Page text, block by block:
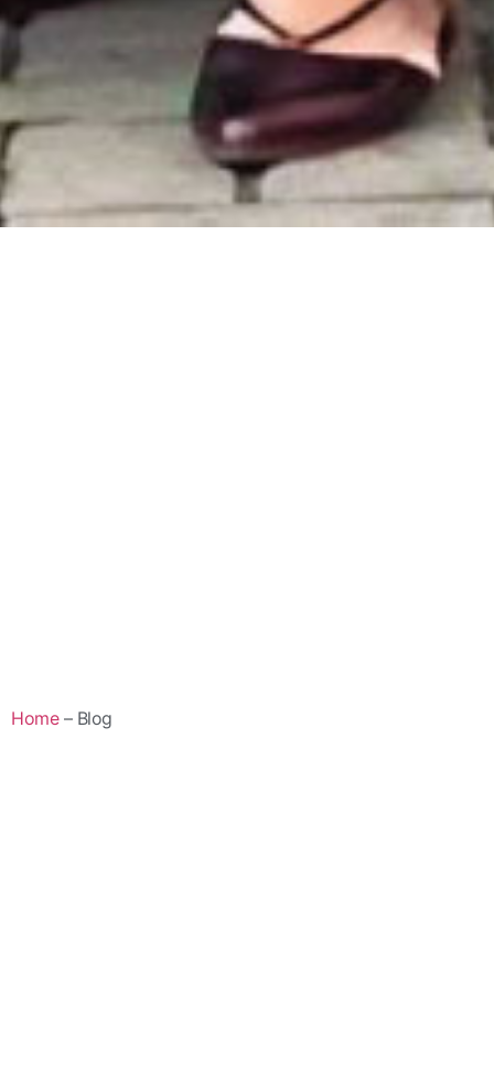
Home– Blog